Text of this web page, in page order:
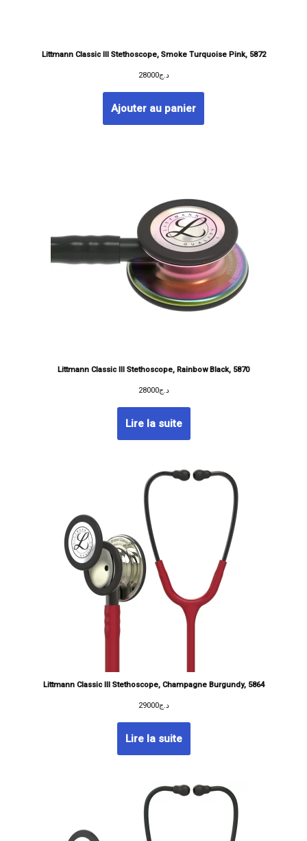
Littmann Classic III Stethoscope, Smoke Turquoise Pink, 5872
د.ج28000
Ajouter au panier
Littmann Classic III Stethoscope, Rainbow Black, 5870
د.ج28000
Lire la suite
Littmann Classic III Stethoscope, Champagne Burgundy, 5864
د.ج29000
Lire la suite